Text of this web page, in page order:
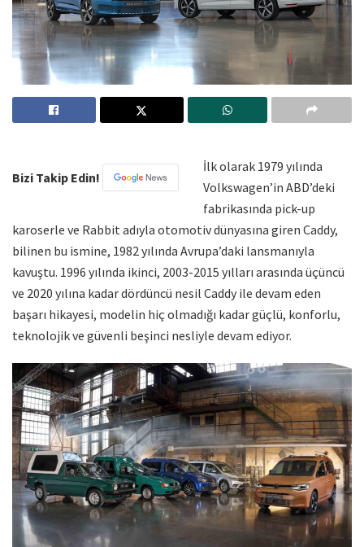
Bizi Takip Edin!
İlk olarak 1979 yılında
Volkswagen’in ABD’deki
fabrikasında pick-up
karoserle ve Rabbit adıyla otomotiv dünyasına giren Caddy,
bilinen bu ismine, 1982 yılında Avrupa’daki lansmanıyla
kavuştu. 1996 yılında ikinci, 2003-2015 yılları arasında üçüncü
ve 2020 yılına kadar dördüncü nesil Caddy ile devam eden
başarı hikayesi, modelin hiç olmadığı kadar güçlü, konforlu,
teknolojik ve güvenli beşinci nesliyle devam ediyor.